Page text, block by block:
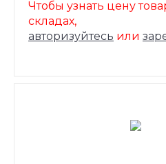
Чтобы узнать цену
складах,
авторизуйтесь или